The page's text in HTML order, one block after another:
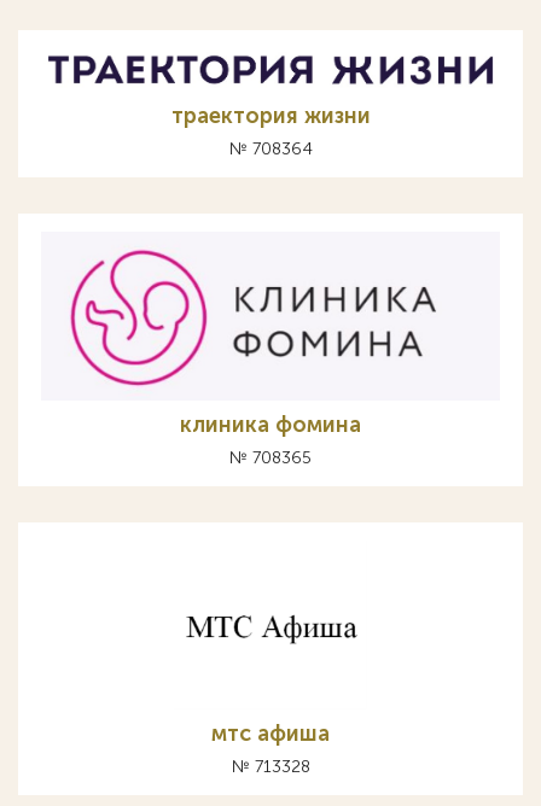
траектория жизни
№ 708364
клиника фомина
№ 708365
мтс афиша
№ 713328